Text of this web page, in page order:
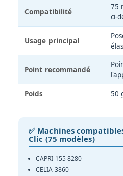
Compatibilité
75
ci-
Usage principal
Point recommandé
Poids 50
✅ Machines
Clic (75 modèles)
CAPRI 155 8280
CELIA 3860